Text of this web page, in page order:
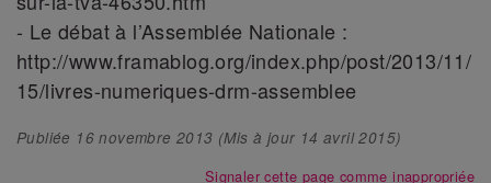
- Le débat à l’Assemblée Nationale :
http://www.framablog.org/index.php/post/2013/11/
15/livres-numeriques-drm-assemblee
Publiée 16 novembre 2013 (Mis à jour 14 avril 2015)
Signaler cette page comme inappropriée